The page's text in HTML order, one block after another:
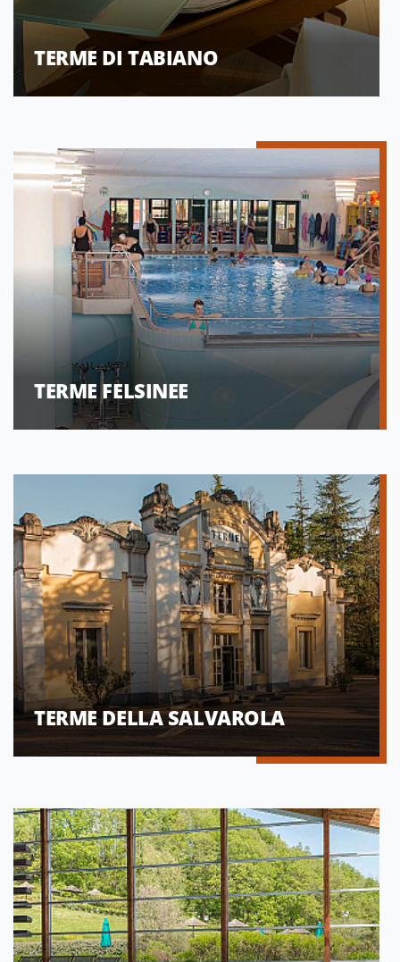
TERME DI TABIANO
TERME FELSINEE
TERME DELLA SALVAROLA